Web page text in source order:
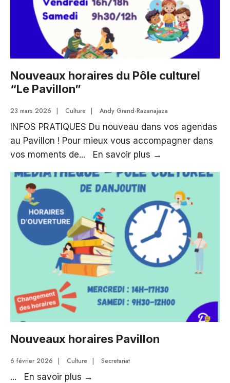
Nouveaux horaires du Pôle culturel
“Le Pavillon”
23 mars 2026 | Culture | Andy Grand-Razanajaza
INFOS PRATIQUES Du nouveau dans vos agendas
au Pavillon ! Pour mieux vous accompagner dans
vos moments de... En savoir plus →
Pôle
culturel
“Le
Pavillon”
Nouveaux horaires Pavillon
6 février 2026 | Culture | Secretariat
... En savoir plus →